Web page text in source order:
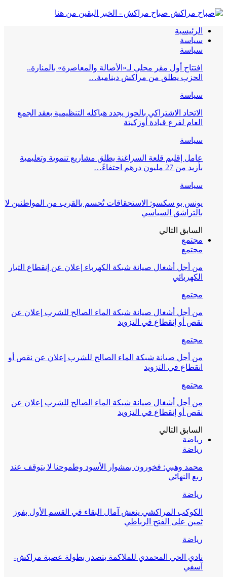
صباح مراكش - الخبر اليقين من هنا
الرئيسية
سياسة
سياسة
افتتاح أول مقر محلي لـ«الأصالة والمعاصرة» بالمنارة..
الحزب يطلق من مراكش دينامية…
سياسة
الاتحاد الاشتراكي بالحوز يجدد هياكله التنظيمية بعقد الجمع
العام لفرع قيادة أوزكيتة
سياسة
عامل إقليم قلعة السراغنة يطلق مشاريع تنموية وتعليمية
بأزيد من 27 مليون درهم احتفاءً…
سياسة
يونس بو سكسو: الاستحقاقات تُحسم بالقرب من المواطنين لا
بالتراشق السياسي
السابق التالي
مجتمع
مجتمع
من أجل أشغال صيانة شبكة الكهرباء إعلان عن إنقطاع التيار
الكهربائي
مجتمع
من أجل أشغال صيانة شبكة الماء الصالح للشرب إعلان عن
نقص أو إنقطاع في التزويد
مجتمع
من أجل صيانة شبكة الماء الصالح للشرب إعلان عن نقص أو
انقطاع في التزويد
مجتمع
من أجل أشغال صيانة شبكة الماء الصالح للشرب إعلان عن
نقص أو إنقطاع في التزويد
السابق التالي
رياضة
رياضة
محمد وهبي: فخورون بمشوار الأسود وطموحنا لا يتوقف عند
ربع النهائي
رياضة
الكوكب المراكشي ينعش آمال البقاء في القسم الأول بفوز
ثمين على الفتح الرباطي
رياضة
نادي الحي المحمدي للملاكمة يتصدر بطولة عصبة مراكش-
آسفي